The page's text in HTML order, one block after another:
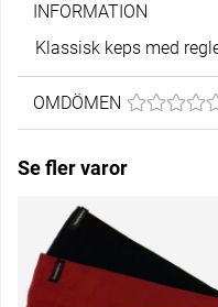
INFORMATION
Klassisk keps med
OMDÖMEN
Se fler varor